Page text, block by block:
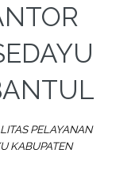
PELAYANAN
KABUPATEN